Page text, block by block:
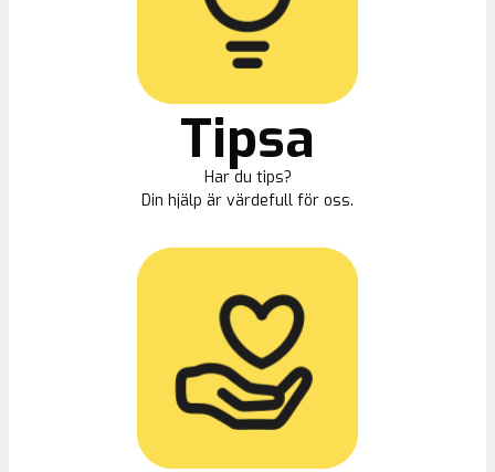
Tipsa
Har du tips?
Din hjälp är värdefull för oss.